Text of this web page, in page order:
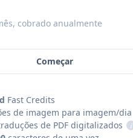
cobrado anualmente
Começar
Fast Credits
de imagem para imagem/dia
de PDF digitalizados
i